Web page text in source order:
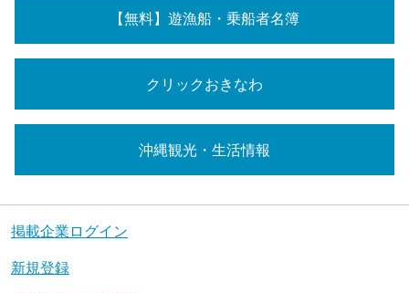
【無料】遊漁船・乗船者名簿
クリックおきなわ
沖縄観光・生活情報
掲載企業ログイン
新規登録